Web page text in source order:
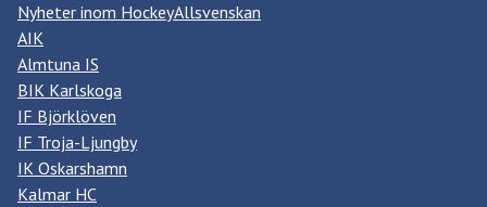
Nyheter inom HockeyAllsvenskan
AIK
Almtuna IS
BIK Karlskoga
IF Björklöven
IF Troja-Ljungby
IK Oskarshamn
Kalmar HC